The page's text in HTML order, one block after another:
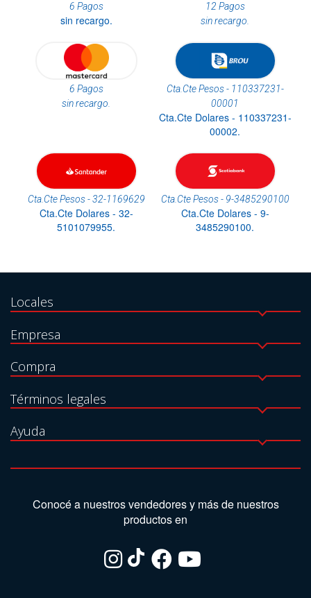
6 Pagos
sin recargo.
12 Pagos
sin recargo.
6 Pagos
sin recargo.
Cta.Cte Pesos - 110337231-
00001
Cta.Cte Dolares - 110337231-
00002.
Cta.Cte Pesos - 32-1169629
Cta.Cte Dolares - 32-
5101079955.
Cta.Cte Pesos - 9-3485290100
Cta.Cte Dolares - 9-
3485290100.
Locales
Empresa
Compra
Términos legales
Ayuda
Conocé a nuestros vendedores y más de nuestros
productos en